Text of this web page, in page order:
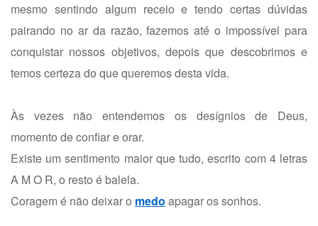
mesmo sentindo algum receio e tendo certas dúvidas
pairando no ar da razão, fazemos até o impossível para
conquistar nossos objetivos, depois que descobrimos e
temos certeza do que queremos desta vida.
Às vezes não entendemos os desígnios de Deus,
momento de confiar e orar.
Existe um sentimento maior que tudo, escrito com 4 letras
A M O R, o resto é balela.
Coragem é não deixar o medo apagar os sonhos.